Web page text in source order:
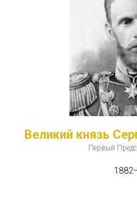
Великий князь
Первый